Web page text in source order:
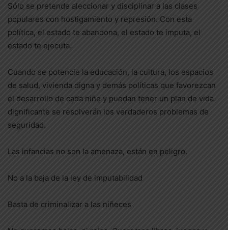
Sólo se pretende aleccionar y disciplinar a las clases
populares con hostigamiento y represión. Con esta
política, el estado te abandona, el estado te imputa, el
estado te ejecuta.
Cuando se potencie la educación, la cultura, los espacios
de salud, vivienda digna y demás políticas que favorezcan
el desarrollo de cada niñe y puedan tener un plan de vida
dignificante se resolverán los verdaderos problemas de
seguridad.
Las infancias no son la amenaza, están en peligro.
No a la baja de la ley de imputabilidad
Basta de criminalizar a las niñeces